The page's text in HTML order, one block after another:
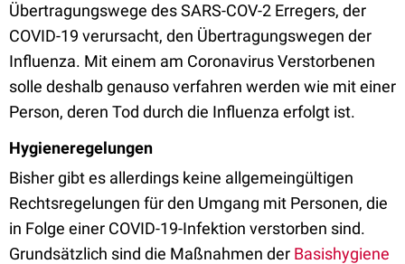
Übertragungswege des SARS-COV-2 Erregers, der
COVID-19 verursacht, den Übertragungswegen der
Influenza. Mit einem am Coronavirus Verstorbenen
solle deshalb genauso verfahren werden wie mit einer
Person, deren Tod durch die Influenza erfolgt ist.
Hygieneregelungen
Bisher gibt es allerdings keine allgemeingültigen
Rechtsregelungen für den Umgang mit Personen, die
in Folge einer COVID-19-Infektion verstorben sind.
Grundsätzlich sind die Maßnahmen der Basishygiene